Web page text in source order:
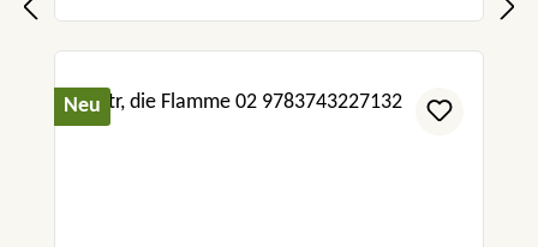
Neu